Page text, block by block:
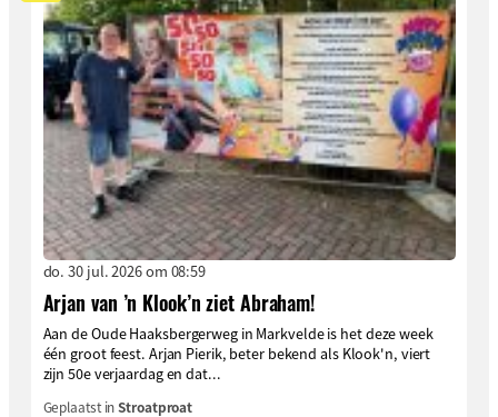
do. 30 jul. 2026 om 08:59
Arjan van ’n Klook’n ziet Abraham!
Aan de Oude Haaksbergerweg in Markvelde is het deze week
één groot feest. Arjan Pierik, beter bekend als Klook'n, viert
zijn 50e verjaardag en dat...
Geplaatst inStroatproat